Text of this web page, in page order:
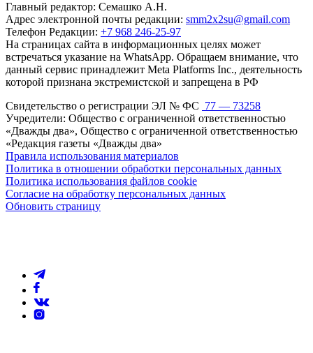
Главный редактор: Семашко А.Н.
Адрес электронной почты редакции: smm2x2su@gmail.com
Телефон Редакции: +7 968 246-25-97
На страницах сайта в информационных целях может
встречаться указание на WhatsApp. Обращаем внимание, что
данный сервис принадлежит Meta Platforms Inc., деятельность
которой признана экстремистской и запрещена в РФ
Свидетельство о регистрации ЭЛ № ФС 77 — 73258
Учредители: Общество с ограниченной ответственностью
«Дважды два», Общество с ограниченной ответственностью
«Редакция газеты «Дважды два»
Правила использования материалов
Политика в отношении обработки персональных данных
Политика использования файлов cookie
Согласие на обработку персональных данных
Обновить страницу